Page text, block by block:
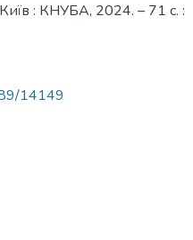
: КНУБА, 2024. – 71 с. :
14149